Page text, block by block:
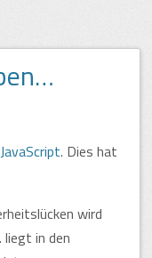
. Dies hat
wird
in den